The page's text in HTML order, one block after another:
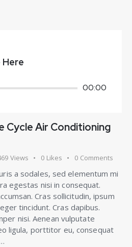
00:00
Cycle Air Conditioning
Views 0 Likes 0 Comments
a sodales, sed elementum mi
egestas nisi in consequat.
Cras sollicitudin, ipsum
tincidunt. Cras dapibus.
nisi. Aenean vulputate
ligula, porttitor eu, consequat